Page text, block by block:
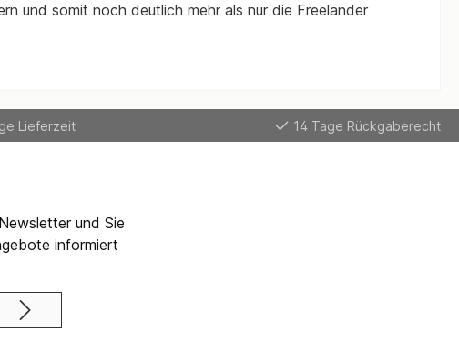
und somit noch deutlich mehr als nur die Freelander
Lieferzeit 14 Tage Rückgaberecht
und Sie
informiert